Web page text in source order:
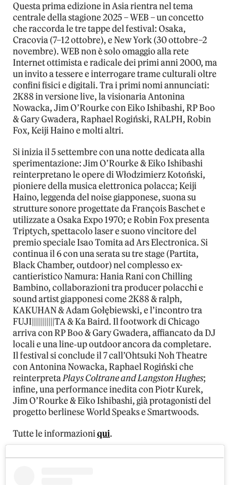
Questa prima edizione in Asia rientra nel tema
centrale della stagione 2025 – WEB – un concetto
che raccorda le tre tappe del festival: Osaka,
Cracovia (7–12 ottobre), e New York (30 ottobre–2
novembre). WEB non è solo omaggio alla rete
Internet ottimista e radicale dei primi anni 2000, ma
un invito a tessere e interrogare trame culturali oltre
confini fisici e digitali. Tra i primi nomi annunciati:
2K88 in versione live, la visionaria Antonina
Nowacka, Jim O’Rourke con Eiko Ishibashi, RP Boo
& Gary Gwadera, Raphael Rogiński, RALPH, Robin
Fox, Keiji Haino e molti altri.
Si inizia il 5 settembre con una notte dedicata alla
sperimentazione: Jim O’Rourke & Eiko Ishibashi
reinterpretano le opere di Włodzimierz Kotoński,
pioniere della musica elettronica polacca; Keiji
Haino, leggenda del noise giapponese, suona su
strutture sonore progettate da François Baschet e
utilizzate a Osaka Expo 1970; e Robin Fox presenta
Triptych, spettacolo laser e suono vincitore del
premio speciale Isao Tomita ad Ars Electronica. Si
continua il 6 con una serata su tre stage (Partita,
Black Chamber, outdoor) nel complesso ex-
cantieristico Namura: Hania Rani con Chilling
Bambino, collaborazioni tra producer polacchi e
sound artist giapponesi come 2K88 & ralph,
KAKUHAN & Adam Gołębiewski, e l’incontro tra
FUJI|||||||||||TA & Ka Baird. Il footwork di Chicago
arriva con RP Boo & Gary Gwadera, affiancato da DJ
locali e una line‑up outdoor ancora da completare.
Il festival si conclude il 7 call’Ohtsuki Noh Theatre
con Antonina Nowacka, Raphael Rogiński che
reinterpretaPlays Coltrane and Langston Hughes;
infine, una performance inedita con Piotr Kurek,
Jim O’Rourke & Eiko Ishibashi, già protagonisti del
progetto berlinese World Speaks e Smartwoods.
Tutte le informazioniqui.